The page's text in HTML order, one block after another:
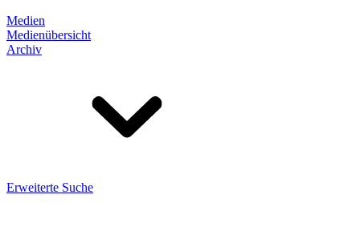
Medien
Medienübersicht
Archiv
Erweiterte Suche